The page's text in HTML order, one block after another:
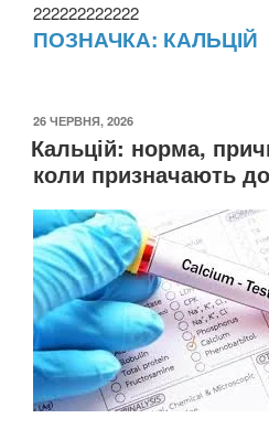
222222222222
ПОЗНАЧКА: КАЛЬЦІЙ
ОПУБЛІКОВАНО
26 ЧЕРВНЯ, 2026
Кальцій: норма,
коли призначають